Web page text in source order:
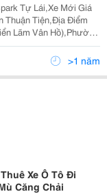
Tự Lái,Xe Mới Giá
Thuận Tiện,Địa Điểm
Lãm Vân Hồ),Phường
Hà Nội. Mọi Chi Tiết
Hoặc (04) 3
>1 năm
Xe Ô Tô Đi
Căng Chải